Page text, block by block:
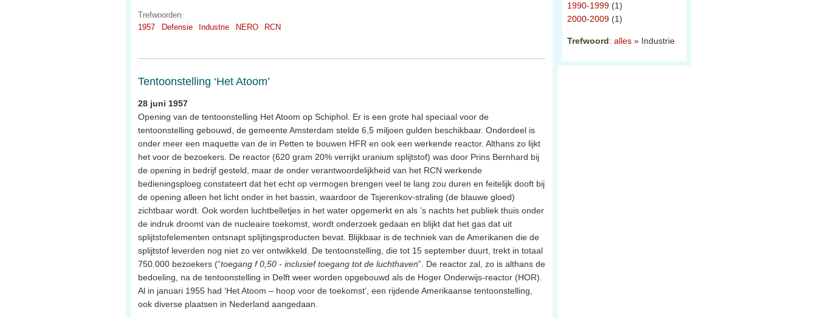
Trefwoorden:
1957
Defensie Industrie NERO RCN
Tentoonstelling ‘Het Atoom’
28 juni 1957
Opening van de tentoonstelling Het Atoom op Schiphol. Er is een grote hal speciaal voor de
tentoonstelling gebouwd, de gemeente Amsterdam stelde 6,5 miljoen gulden beschikbaar. Onderdeel is
onder meer een maquette van de in Petten te bouwen HFR en ook een werkende reactor. Althans zo lijkt
het voor de bezoekers. De reactor (620 gram 20% verrijkt uranium splijtstof) was door Prins Bernhard bij
de opening in bedrijf gesteld, maar de onder verantwoordelijkheid van het RCN werkende
bedieningsploeg constateert dat het echt op vermogen brengen veel te lang zou duren en feitelijk dooft bij
de opening alleen het licht onder in het bassin, waardoor de Tsjerenkov-straling (de blauwe gloed)
zichtbaar wordt. Ook worden luchtbelletjes in het water opgemerkt en als ’s nachts het publiek thuis onder
de indruk droomt van de nucleaire toekomst, wordt onderzoek gedaan en blijkt dat het gas dat uit
splijtstofelementen ontsnapt splijtingsproducten bevat. Blijkbaar is de techniek van de Amerikanen die de
splijtstof leverden nog niet zo ver ontwikkeld. De tentoonstelling, die tot 15 september duurt, trekt in totaal
750.000 bezoekers (“toegang f 0,50 - inclusief toegang tot de luchthaven”. De reactor zal, zo is althans de
bedoeling, na de tentoonstelling in Delft weer worden opgebouwd als de Hoger Onderwijs-reactor (HOR).
Al in januari 1955 had ‘Het Atoom – hoop voor de toekomst’, een rijdende Amerikaanse tentoonstelling,
ook diverse plaatsen in Nederland aangedaan.
1990-1999 (1)
2000-2009 (1)
Trefwoord: alles » Industrie